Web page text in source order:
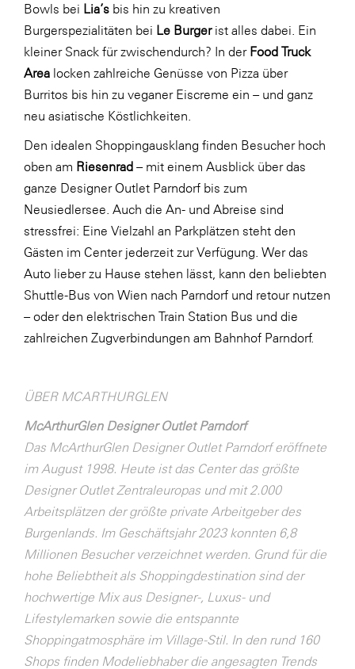
SKINUANCE®
Somfy
Sony DADC
SPIEGLTEC
Trend Micro
TAG GmbH
VALETTA
Verband Druck Medien Österreich
Wirtschaftskammer Salzburg
WKS Fachgruppe Fahrzeughandel und
Fahrzeugtechnik
WKS Fachgruppe Finanzdienstleister
Zühlke
Media
Bowls bei Lia’s bis hin zu kreativen
Burgerspezialitäten bei Le Burgerist alles dabei. Ein
kleiner Snack für zwischendurch? In der Food Truck
Area locken zahlreiche Genüsse von Pizza über
Burritos bis hin zu veganer Eiscreme ein – und ganz
neu asiatische Köstlichkeiten.
Den idealen Shoppingausklang finden Besucher hoch
oben am Riesenrad – mit einem Ausblick über das
ganze Designer Outlet Parndorf bis zum
Neusiedlersee. Auch die An- und Abreise sind
stressfrei: Eine Vielzahl an Parkplätzen steht den
Gästen im Center jederzeit zur Verfügung. Wer das
Auto lieber zu Hause stehen lässt, kann den beliebten
Shuttle-Bus von Wien nach Parndorf und retour nutzen
– oder den elektrischen Train Station Bus und die
zahlreichen Zugverbindungen am Bahnhof Parndorf.
ÜBER MCARTHURGLEN
McArthurGlen Designer Outlet Parndorf
Das McArthurGlen Designer Outlet Parndorf eröffnete
im August 1998. Heute ist das Center das größte
Designer Outlet Zentraleuropas und mit 2.000
Arbeitsplätzen der größte private Arbeitgeber des
Burgenlands. Im Geschäftsjahr 2023 konnten 6,8
Millionen Besucher verzeichnet werden. Grund für die
hohe Beliebtheit als Shoppingdestination sind der
hochwertige Mix aus Designer-, Luxus- und
Lifestylemarken sowie die entspannte
Shoppingatmosphäre im Village-Stil. In den rund 160
Shops finden Modeliebhaber die angesagten Trends